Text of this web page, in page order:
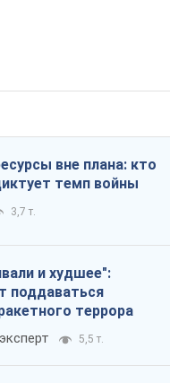
вне плана: кто
темп войны
3,7 т.
и худшее":
поддаваться
террора
5,5 т.